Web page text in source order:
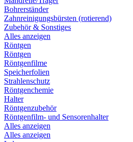
Bohrerständer
Zahnreinigungsbürsten (rotierend)
Zubehör & Sonstiges
Alles anzeigen
Röntgen
Röntgen
Röntgenfilme
Speicherfolien
Strahlenschutz
Röntgenchemie
Halter
Röntgenzubehör
Röntgenfilm- und Sensorenhalter
Alles anzeigen
Alles anzeigen